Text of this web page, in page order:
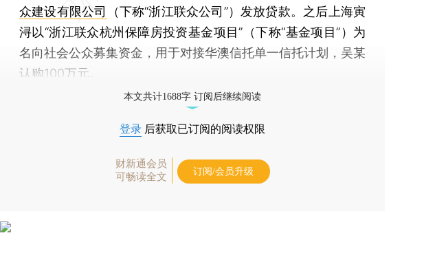
众建设有限公司
（下称“浙江联众公司”）发放贷款。之后上海寅
浔以“浙江联众杭州保障房投资基金项目”（下称“基金项目”）为
名向社会公众募集资金，用于对接华澳信托单一信托计划，吴某
认购100万元。
本文共计1688字 订阅后继续阅读
登录 后获取已订阅的阅读权限
财新通会员
可畅读全文
订阅/会员升级